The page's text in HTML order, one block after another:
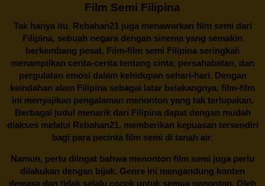
Film Semi Filipina
Tak hanya itu, Rebahan21juga menawarkan film semi dari
Filipina, sebuah negara dengan sinema yang semakin
berkembang pesat. Film-film semi Filipina seringkali
menampilkan cerita-cerita tentang cinta, persahabatan, dan
pergulatan emosi dalam kehidupan sehari-hari. Dengan
keindahan alam Filipina sebagai latar belakangnya, film-film
ini menyajikan pengalaman menonton yang tak terlupakan.
Berbagai judul menarik dari Filipina dapat dengan mudah
diakses melalui Rebahan21, memberikan kepuasan tersendiri
bagi para pecinta film semi di tanah air.
Namun, perlu diingat bahwa menonton film semi juga perlu
dilakukan dengan bijak. Genre ini mengandung konten
dewasa dan tidak selalu cocok untuk semua penonton. Oleh